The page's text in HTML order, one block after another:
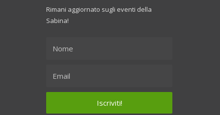
Rimani aggiornato sugli eventi della
Sabina!